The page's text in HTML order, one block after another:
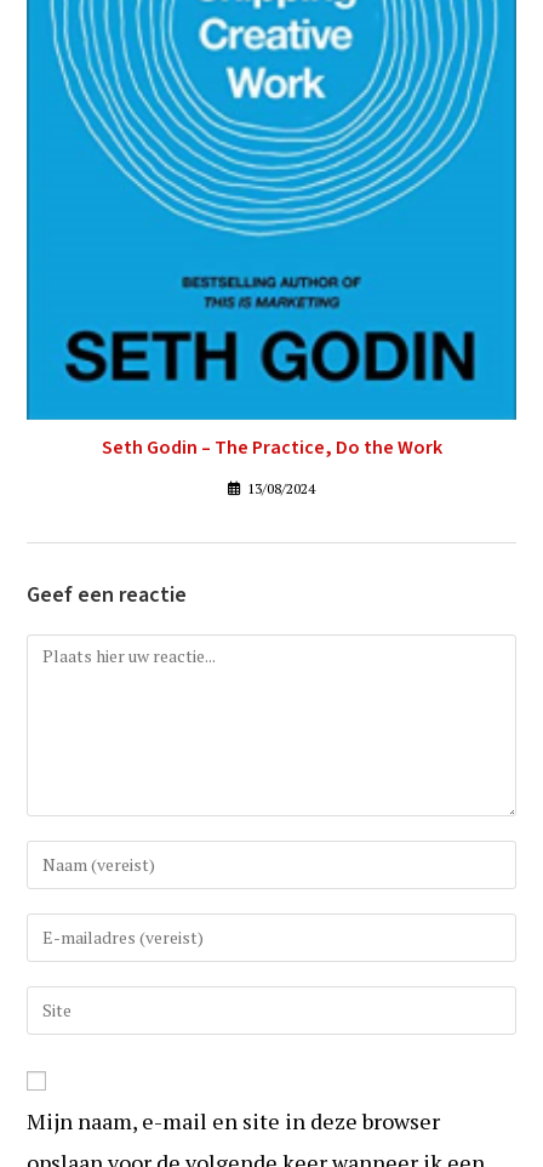
Seth Godin – The Practice, Do the Work
13/08/2024
Geef een reactie
Reactie
Vul
uw
(gebruikers)naam
om
Vul
uw
e-
mail
om
te
Vul
uw
URL
in
(optioneel)
Mijn naam, e-mail en site in deze browser